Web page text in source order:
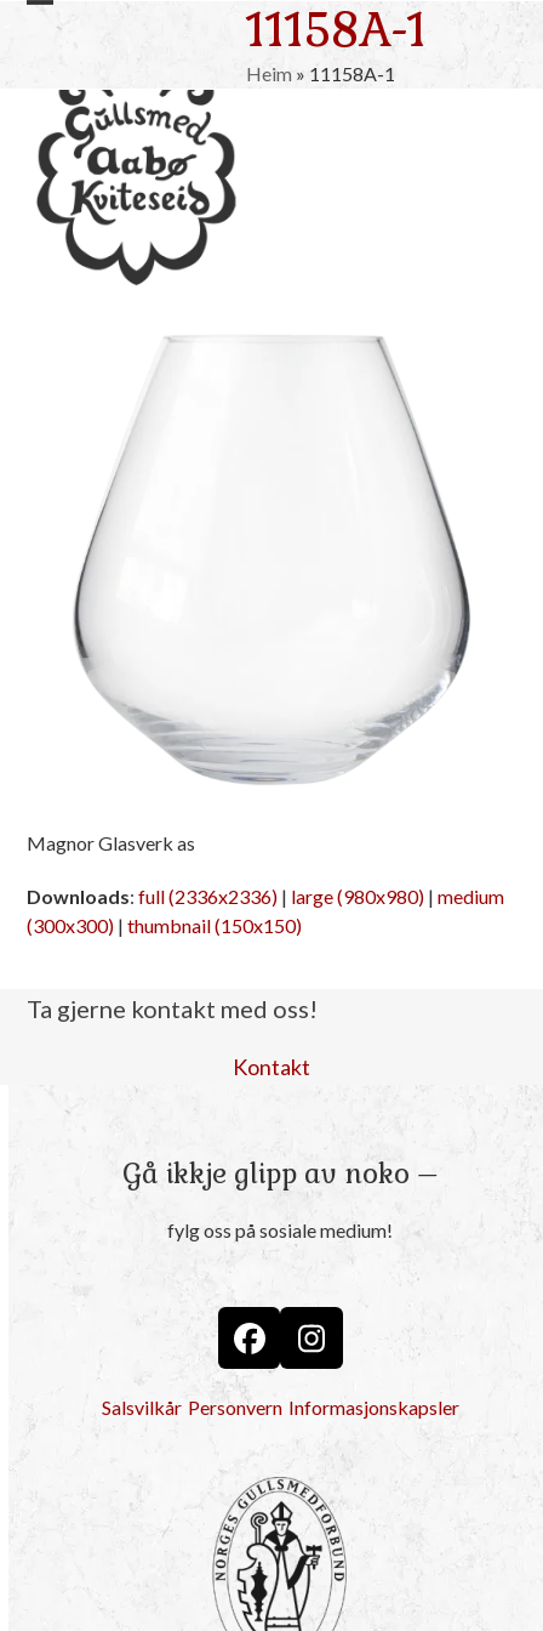
Skip
Open
menu
Close
menu
11158A-1
Heim » 11158A-1
Magnor Glasverk as
Downloads:full (2336x2336) | large (980x980) |medium
(300x300) |thumbnail (150x150)
Ta gjerne kontakt med oss!
Kontakt
Gå ikkje glipp av noko –
fylg oss på sosiale medium!
FacebookInstagram
Salsvilkår Personvern Informasjonskapsler